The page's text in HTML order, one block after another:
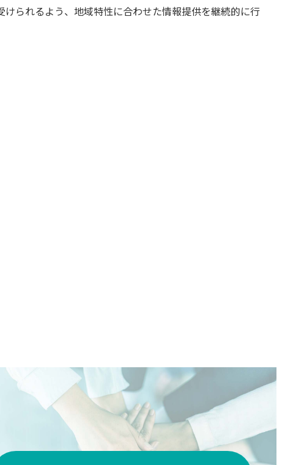
られるよう、地域特性に合わせた情報提供を継続的に行